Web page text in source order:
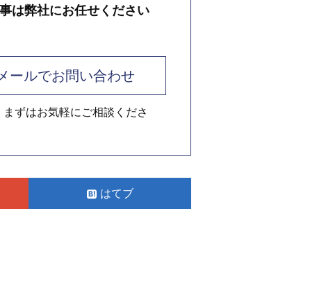
は弊社にお任せください
ールでお問い合わせ
ずはお気軽にご相談くださ
はてブ